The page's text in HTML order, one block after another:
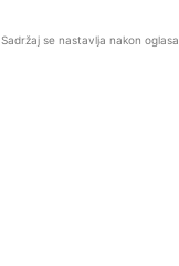
Sadržaj se nastavlja nakon oglasa